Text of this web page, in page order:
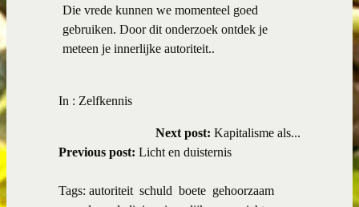
Die vrede kunnen we momenteel goed
gebruiken. Door dit onderzoek ontdek je
meteen je innerlijke autoriteit..
In : Zelfkennis
Next post: Kapitalisme als...
Previous post: Licht en duisternis
Tags: autoriteit schuld boete gehoorzaam